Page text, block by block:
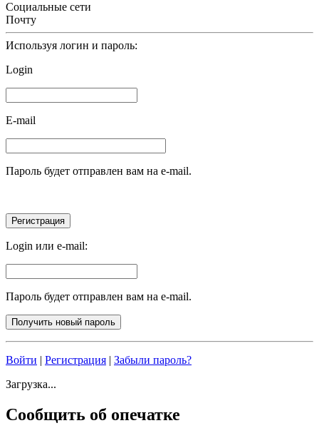
Социальные сети
Почту
Используя логин и пароль:
Login
E-mail
Пароль будет отправлен вам на e-mail.
Login или e-mail:
Пароль будет отправлен вам на e-mail.
Войти | Регистрация | Забыли пароль?
Загрузка...
Сообщить об опечатке